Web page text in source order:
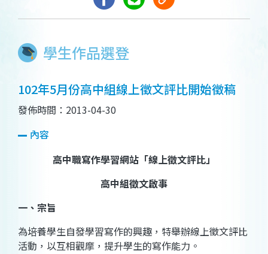
學生作品選登
102年5月份高中組線上徵文評比開始徵稿
發佈時間：2013-04-30
內容
高中職寫作學習網站「線上徵文評比」
高中組徵文啟事
一、宗旨
為培養學生自發學習寫作的興趣，特舉辦線上徵文評比
活動，以互相觀摩，提升學生的寫作能力。